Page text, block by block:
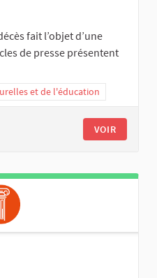
fait l’objet d’une
de presse présentent
et de l'éducation
VOIR